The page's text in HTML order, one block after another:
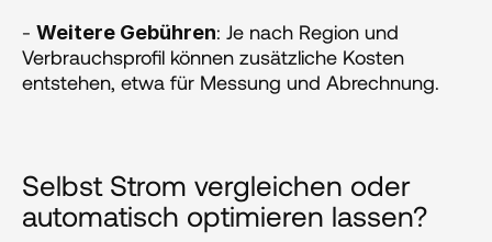
- Weitere Gebühren: Je nach Region und
Verbrauchsprofil können zusätzliche Kosten
entstehen, etwa für Messung und Abrechnung​​.
‍Selbst Strom vergleichen oder
automatisch optimieren lassen?